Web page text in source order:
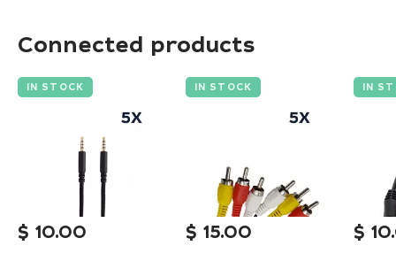
Connected products
IN STOCK
$ 10.00
IN STOCK
$ 15.00
IN
$